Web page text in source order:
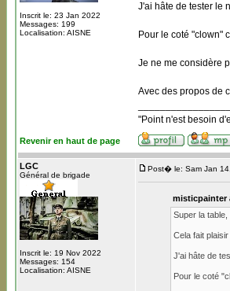
Inscrit le: 23 Jan 2022
Messages: 199
Localisation: AISNE
J'ai hâte de tester le
Pour le coté "clown"
Je ne me considère
Avec des propos de
"Point n'est besoin
Revenir en haut de page
LGC
Général de brigade
Inscrit le: 19 Nov 2022
Messages: 154
Localisation: AISNE
Post� le: Sam Jan
Super la table,
Cela fait
J'ai hâte de
Pour le coté